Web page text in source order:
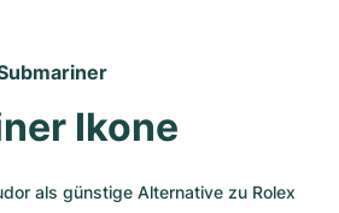
Ikone
als günstige Alternative zu Rolex